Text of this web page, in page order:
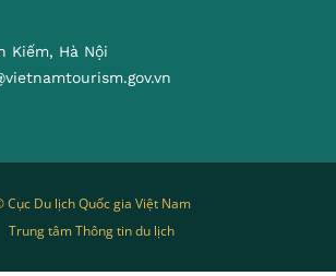
Kiếm, Hà Nội
Cục Du lịch Quốc gia Việt Nam
Trung tâm Thông tin du lịch